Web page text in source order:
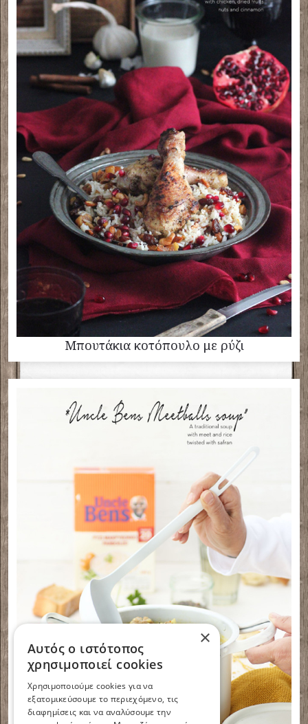
Μπουτάκια κοτόπουλο με ρύζι
×
Αυτός ο ιστότοπος
χρησιμοποιεί cookies
Χρησιμοποιούμε cookies για να
εξατομικεύσουμε το περιεχόμενο, τις
διαφημίσεις και να αναλύσουμε την